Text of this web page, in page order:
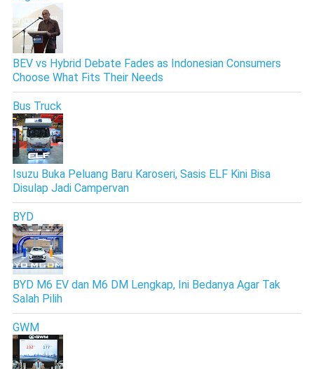
BEV vs Hybrid Debate Fades as Indonesian Consumers
Choose What Fits Their Needs
Bus Truck
Isuzu Buka Peluang Baru Karoseri, Sasis ELF Kini Bisa
Disulap Jadi Campervan
BYD
BYD M6 EV dan M6 DM Lengkap, Ini Bedanya Agar Tak
Salah Pilih
GWM